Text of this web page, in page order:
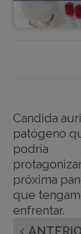
Candida
patógeno
podría
próxima
que
enfrentar.